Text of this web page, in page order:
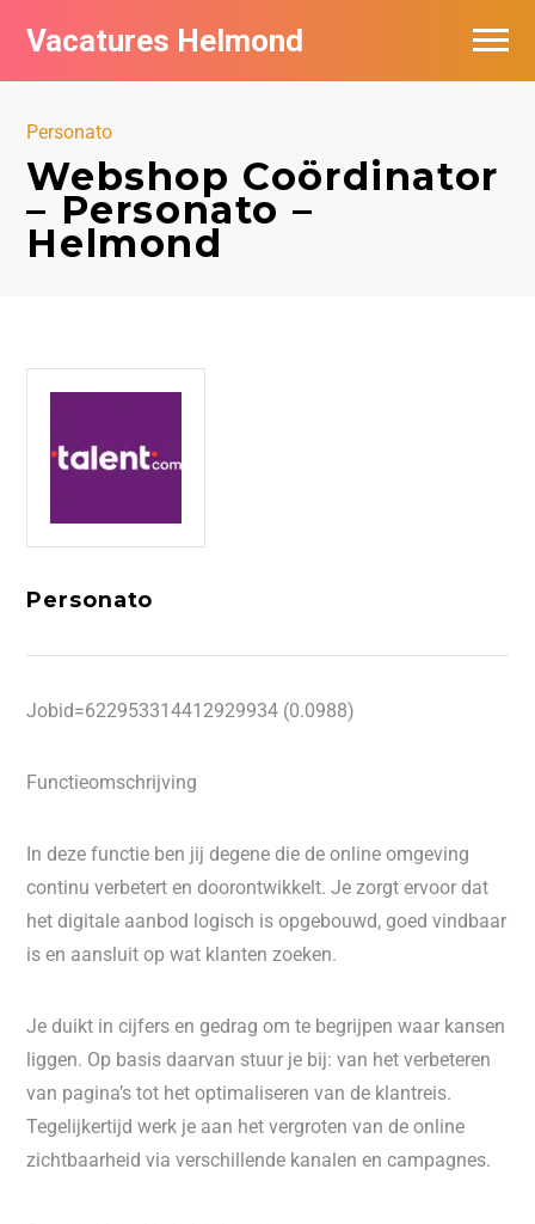
Vacatures Helmond
Personato
Webshop Coördinator
– Personato –
Helmond
Personato
Jobid=622953314412929934 (0.0988)
Functieomschrijving
In deze functie ben jij degene die de online omgeving
continu verbetert en doorontwikkelt. Je zorgt ervoor dat
het digitale aanbod logisch is opgebouwd, goed vindbaar
is en aansluit op wat klanten zoeken.
Je duikt in cijfers en gedrag om te begrijpen waar kansen
liggen. Op basis daarvan stuur je bij: van het verbeteren
van pagina’s tot het optimaliseren van de klantreis.
Tegelijkertijd werk je aan het vergroten van de online
zichtbaarheid via verschillende kanalen en campagnes.
Vacatures bij bedrijven in Helmond